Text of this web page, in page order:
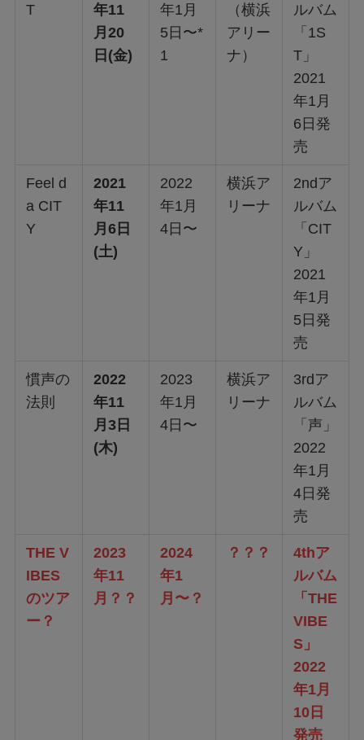
T
年11
月20
日(金)
年1月
5日〜*
1
（横浜
アリー
ナ）
ルバム
「1S
T」
2021
年1月
6日発
売
Feel d
a CIT
Y
2021
年11
月6日
(土)
2022
年1月
4日〜
横浜ア
リーナ
2ndア
ルバム
「CIT
Y」
2021
年1月
5日発
売
慣声の
法則
2022
年11
月3日
(木)
2023
年1月
4日〜
横浜ア
リーナ
3rdア
ルバム
「声」
2022
年1月
4日発
売
THE V
IBES
のツア
ー？
2023
年11
月？？
2024
年1
月〜？
？？？
4thア
ルバム
「THE
VIBE
S」
2022
年1月
10日
発売